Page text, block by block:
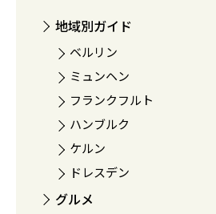
地域別ガイド
ベルリン
ミュンヘン
フランクフルト
ハンブルク
ケルン
ドレスデン
グルメ